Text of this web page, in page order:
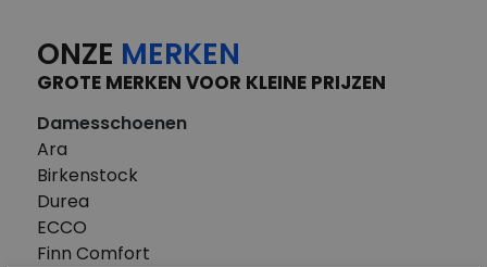
ONZE MERKEN
GROTE MERKEN VOOR KLEINE PRIJZEN
Damesschoenen
Ara
Birkenstock
Durea
ECCO
Finn Comfort